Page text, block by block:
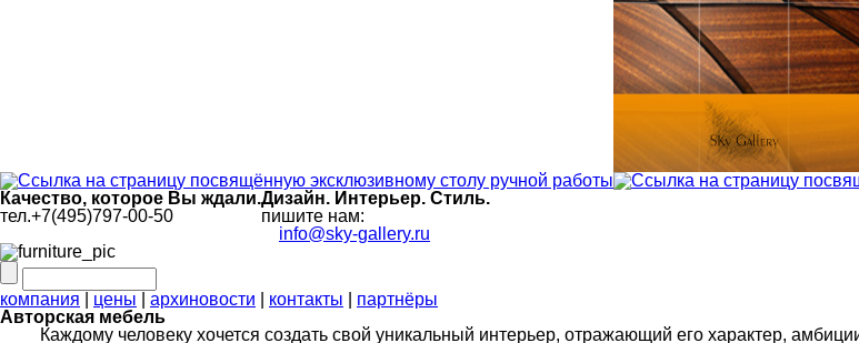
Качество, которое Вы ждали.Дизайн. Интерьер. Стиль.
тел.+7(495)797-00-50
пишите нам:
info@sky-gallery.ru
компания цены архиновости контакты
партнёры
Авторская мебель
Каждому человеку хочется создать свой уникальный интерьер, отражающий его характер,